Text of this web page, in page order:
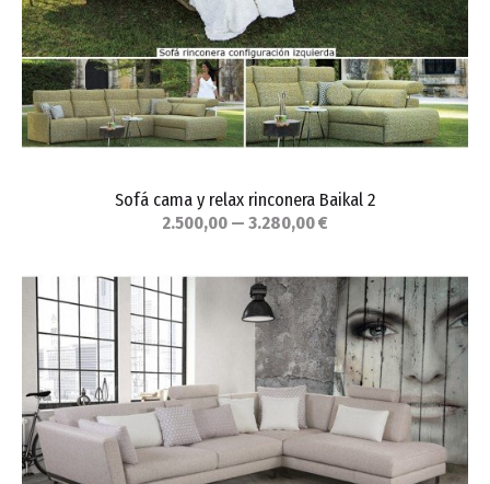
Sofá cama y relax rinconera Baikal 2
2.500,00 — 3.280,00 €